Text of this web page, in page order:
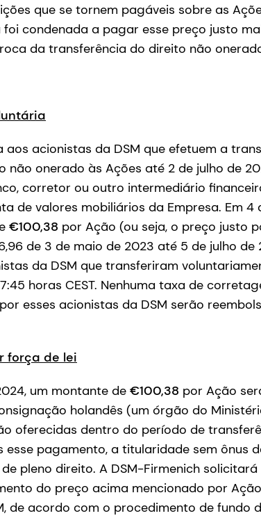
que se tornem pagáveis sobre as
foi condenada a pagar esse preço justo
da transferência do direito não
aos acionistas da DSM que efetuem a
não onerado às Ações até 2 de julho de
corretor ou outro intermediário
de valores mobiliários da Empresa. Em 4
€100,38 por Ação (ou seja, o preço justo
de 3 de maio de 2023 até 5 de julho de
da DSM que transferiram
horas CEST. Nenhuma taxa de
esses acionistas da DSM serão
força de lei
um montante de €100,38 por Ação
holandês (um órgão do
oferecidas dentro do período de
esse pagamento, a titularidade sem ônus
pleno direito. A DSM-Firmenich
do preço acima mencionado por
de acordo com o procedimento de fundo